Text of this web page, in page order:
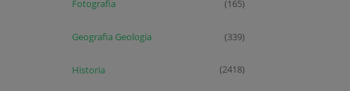
Fotografia (165)
Geografia Geologia (339)
Historia (2418)